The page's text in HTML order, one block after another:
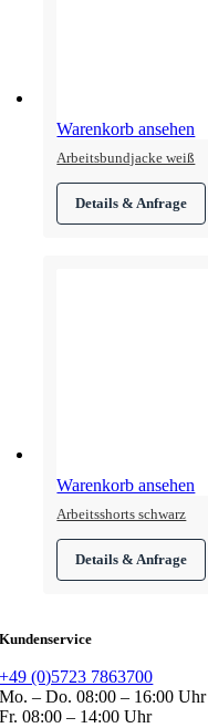
Warenkorb ansehen
Arbeitsbundjacke weiß
Warenkorb ansehen
Arbeitsshorts schwarz
Kundenservice
+49 (0)5723 7863700
Mo. – Do. 08:00 – 16:00 Uhr
Fr. 08:00 – 14:00 Uhr